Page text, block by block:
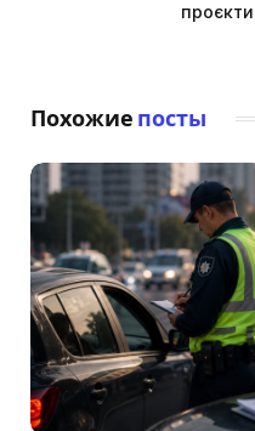
проєкти
Похожие посты